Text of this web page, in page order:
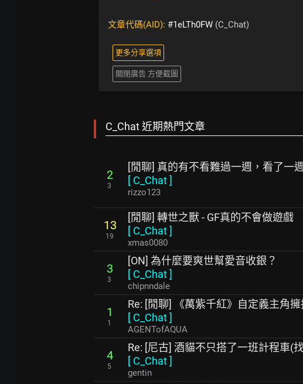
文章代碼(AID): #1eLTh0FW (C_Chat)
更多分享選項
關閉廣告 方便截圖
C_Chat 近期熱門文章
2
3
[閒聊] 真的有不看難過一週，看了一
[ C_Chat]
rizzo123
13
19
[閒聊] 轉世之獸 - GF真的不會做遊戲
[ C_Chat]
xmas0080
3
3
[ON] 為什麼要爽世幫愛音收銀？
[ C_Chat]
chipnndale
1
1
Re: [閒聊] 《萬紫千紅》自定義主角擁
[ C_Chat]
AGENTofAQUA
4
5
Re: [尼古] 酒貓不只搭了一班計程車(
[ C_Chat]
gentin